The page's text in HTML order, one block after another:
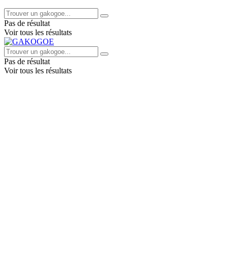
Pas de résultat
Voir tous les résultats
Pas de résultat
Voir tous les résultats